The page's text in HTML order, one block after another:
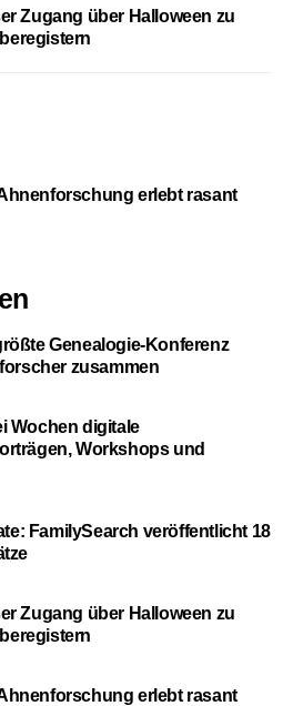
Zugang über Halloween zu
erlebt rasant
Genealogie-Konferenz
zusammen
Wochen digitale
Workshops und
FamilySearch veröffentlicht 18
Zugang über Halloween zu
erlebt rasant